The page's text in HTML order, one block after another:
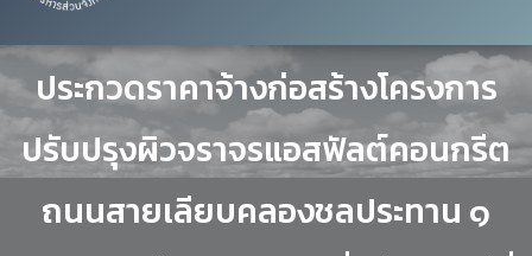
ประกาศ เรื่อง ยกเลิกประกาศ
ประกวดราคาจ้างก่อสร้างโครงการ
ปรับปรุงผิวจราจรแอสฟัลต์คอนกรีต
ถนนสายเลียบคลองชลประทาน ๑